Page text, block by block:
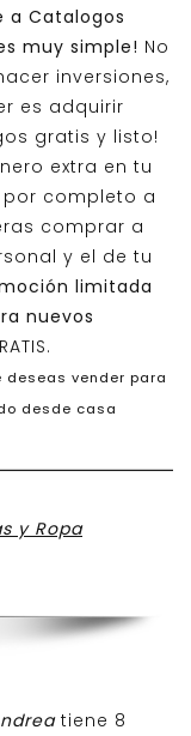
a Catalogos
muy simple! No
inversiones,
es adquirir
gratis y listo!
extra en tu
completo a
comprar a
y el de tu
limitada
nuevos
vender para
desde casa
y Ropa
tiene 8